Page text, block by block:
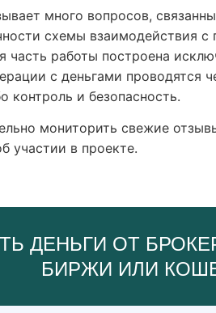
много вопросов,
схемы взаимодействия с
часть работы построена
с деньгами проводятся
контроль и безопасность.
мониторить свежие
участии в проекте.
ДЕНЬГИ ОТ
БИРЖИ ИЛИ